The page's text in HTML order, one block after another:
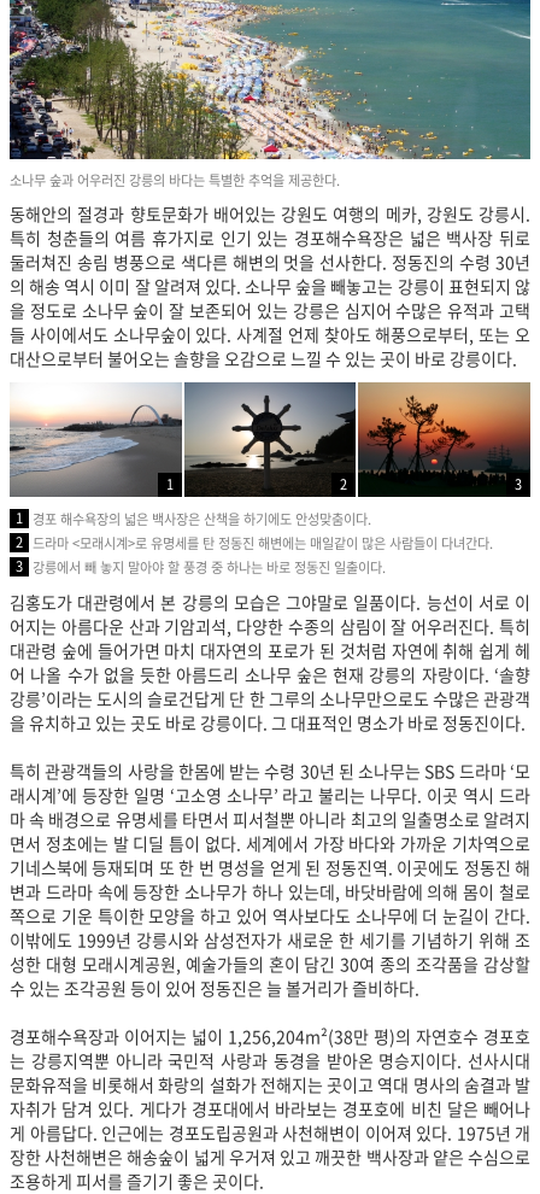
소나무 숲과 어우러진 강릉의 바다는 특별한 추억을 제공한다.
동해안의 절경과 향토문화가 배어있는 강원도 여행의 메카, 강원도 강릉시.
특히 청춘들의 여름 휴가지로 인기 있는 경포해수욕장은 넓은 백사장 뒤로
둘러쳐진 송림 병풍으로 색다른 해변의 멋을 선사한다. 정동진의 수령 30년
의 해송 역시 이미 잘 알려져 있다. 소나무 숲을 빼놓고는 강릉이 표현되지 않
을 정도로 소나무 숲이 잘 보존되어 있는 강릉은 심지어 수많은 유적과 고택
들 사이에서도 소나무숲이 있다. 사계절 언제 찾아도 해풍으로부터, 또는 오
대산으로부터 불어오는 솔향을 오감으로 느낄 수 있는 곳이 바로 강릉이다.
1 2
3
1 경포 해수욕장의 넓은 백사장은 산책을 하기에도 안성맞춤이다.
2 드라마 <모래시계>로 유명세를 탄 정동진 해변에는 매일같이 많은 사람들이 다녀간다.
3 강릉에서 빼 놓지 말아야 할 풍경 중 하나는 바로 정동진 일출이다.
김홍도가 대관령에서 본 강릉의 모습은 그야말로 일품이다. 능선이 서로 이
어지는 아름다운 산과 기암괴석, 다양한 수종의 삼림이 잘 어우러진다. 특히
대관령 숲에 들어가면 마치 대자연의 포로가 된 것처럼 자연에 취해 쉽게 헤
어 나올 수가 없을 듯한 아름드리 소나무 숲은 현재 강릉의 자랑이다. ‘솔향
강릉’이라는 도시의 슬로건답게 단 한 그루의 소나무만으로도 수많은 관광객
을 유치하고 있는 곳도 바로 강릉이다. 그 대표적인 명소가 바로 정동진이다.
특히 관광객들의 사랑을 한몸에 받는 수령 30년 된 소나무는 SBS 드라마 ‘모
래시계’에 등장한 일명 ‘고소영 소나무’ 라고 불리는 나무다. 이곳 역시 드라
마 속 배경으로 유명세를 타면서 피서철뿐 아니라 최고의 일출명소로 알려지
면서 정초에는 발 디딜 틈이 없다. 세계에서 가장 바다와 가까운 기차역으로
기네스북에 등재되며 또 한 번 명성을 얻게 된 정동진역. 이곳에도 정동진 해
변과 드라마 속에 등장한 소나무가 하나 있는데, 바닷바람에 의해 몸이 철로
쪽으로 기운 특이한 모양을 하고 있어 역사보다도 소나무에 더 눈길이 간다.
이밖에도 1999년 강릉시와 삼성전자가 새로운 한 세기를 기념하기 위해 조
성한 대형 모래시계공원, 예술가들의 혼이 담긴 30여 종의 조각품을 감상할
수 있는 조각공원 등이 있어 정동진은 늘 볼거리가 즐비하다.
경포해수욕장과 이어지는 넓이 1,256,204m²(38만 평)의 자연호수 경포호
는 강릉지역뿐 아니라 국민적 사랑과 동경을 받아온 명승지이다. 선사시대
문화유적을 비롯해서 화랑의 설화가 전해지는 곳이고 역대 명사의 숨결과 발
자취가 담겨 있다. 게다가 경포대에서 바라보는 경포호에 비친 달은 빼어나
게 아름답다. 인근에는 경포도립공원과 사천해변이 이어져 있다. 1975년 개
장한 사천해변은 해송숲이 넓게 우거져 있고 깨끗한 백사장과 얕은 수심으로
조용하게 피서를 즐기기 좋은 곳이다.